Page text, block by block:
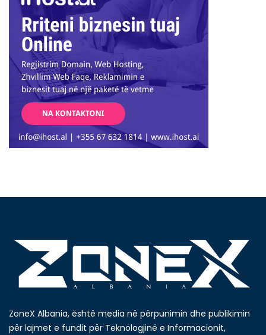
ZoneX Albania, është media në përpunimin dhe publikimin
për lajmet e fundit për Teknologjinë e Informacionit,